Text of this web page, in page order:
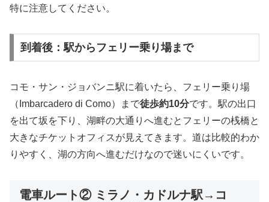
特に注意してください。
到着後：駅からフェリー乗り場まで
コモ・サン・ジョバンニ駅に着いたら、フェリー乗り場
（Imbarcadero di Como）まで徒歩約10分です。駅の出口
を出て坂を下り、湖畔の大通りへ進むとフェリーの桟橋と
大きなチケットオフィスが見えてきます。道は比較的わか
りやすく、湖の方向へ進むだけなので迷いにくいです。
電車ルート② ミラノ・カドルナ駅→コ